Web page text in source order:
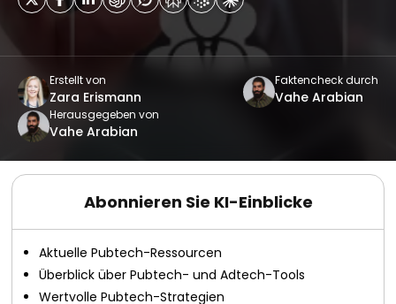
Erstellt von
Zara Erismann
Faktencheck durch
Vahe Arabian
Herausgegeben von
Vahe Arabian
Abonnieren Sie KI-Einblicke
Aktuelle Pubtech-Ressourcen
Überblick über Pubtech- und Adtech-Tools
Wertvolle Pubtech-Strategien